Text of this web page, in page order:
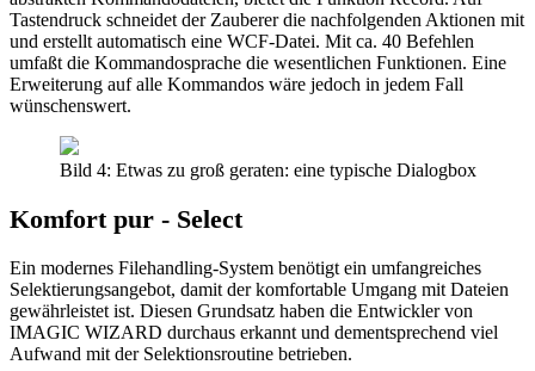
Tastendruck schneidet der Zauberer die nachfolgenden Aktionen mit
und erstellt automatisch eine WCF-Datei. Mit ca. 40 Befehlen
umfaßt die Kommandosprache die wesentlichen Funktionen. Eine
Erweiterung auf alle Kommandos wäre jedoch in jedem Fall
wünschenswert.
Bild 4: Etwas zu groß geraten: eine typische Dialogbox
Komfort pur - Select
Ein modernes Filehandling-System benötigt ein umfangreiches
Selektierungsangebot, damit der komfortable Umgang mit Dateien
gewährleistet ist. Diesen Grundsatz haben die Entwickler von
IMAGIC WIZARD durchaus erkannt und dementsprechend viel
Aufwand mit der Selektionsroutine betrieben.